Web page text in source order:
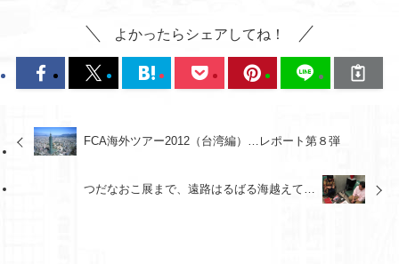
よかったらシェアしてね！
FCA海外ツアー2012（台湾編）…レポート第８弾
つだなおこ展まで、遠路はるばる海越えて…